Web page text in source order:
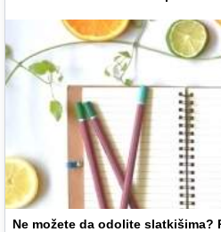
Ne možete da odolite slatkišima?